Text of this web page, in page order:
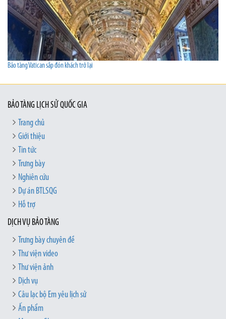
Bảo tàng Vatican sắp đón khách trở lại
BẢO TÀNG LỊCH SỬ QUỐC GIA
Trang chủ
Giới thiệu
Tin tức
Trưng bày
Nghiên cứu
Dự án BTLSQG
Hỗ trợ
DỊCH VỤ BẢO TÀNG
Trưng bày chuyên đề
Thư viện video
Thư viện ảnh
Dịch vụ
Câu lạc bộ Em yêu lịch sử
Ấn phẩm